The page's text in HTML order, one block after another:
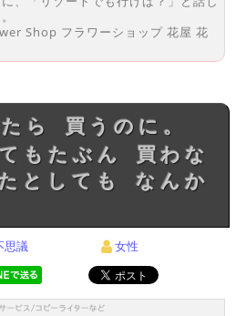
Shop フラワーショップ 花屋 花
もたぶん 買わな
としても なんか
思議 女性